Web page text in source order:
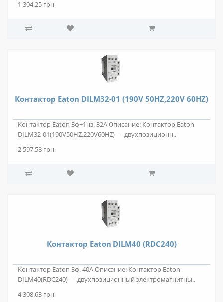
1 304.25 грн
Контактор Eaton DILM32-01 (190V 50HZ,220V 60HZ)
Контактор Eaton 3ф+1нз. 32А Описание: Контактор Eaton
DILM32-01(190V50HZ,220V60HZ) — двухпозиционн..
2 597.58 грн
Контактор Eaton DILM40 (RDC240)
Контактор Eaton 3ф. 40А Описание: Контактор Eaton
DILM40(RDC240) — двухпозиционный электромагнитны..
4 308.63 грн